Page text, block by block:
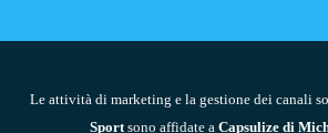
Le attività di marketing e la gestione dei canali
Sportsono affidate a Capsulize di